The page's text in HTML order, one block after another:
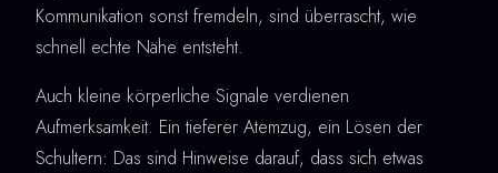
Kommunikation sonst fremdeln, sind überrascht, wie
schnell echte Nähe entsteht.
Auch kleine körperliche Signale verdienen
Aufmerksamkeit. Ein tieferer Atemzug, ein Lösen der
Schultern: Das sind Hinweise darauf, dass sich etwas